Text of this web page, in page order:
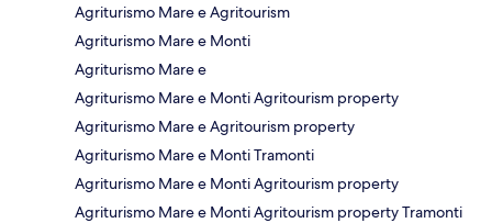
Agriturismo Mare e Agritourism
Agriturismo Mare e Monti
Agriturismo Mare e
Agriturismo Mare e Monti Agritourism property
Agriturismo Mare e Agritourism property
Agriturismo Mare e Monti Tramonti
Agriturismo Mare e Monti Agritourism property
Agriturismo Mare e Monti Agritourism property Tramonti